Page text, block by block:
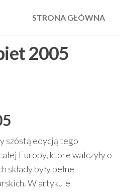
STRONA GŁÓWNA
2005
szóstą edycją tego
Europy, które walczyły o
były pełne
W artykule